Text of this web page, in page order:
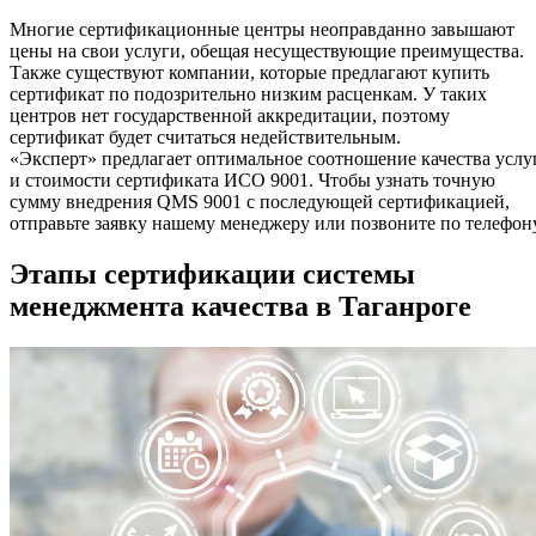
Многие сертификационные центры неоправданно завышают
цены на свои услуги, обещая несуществующие преимущества.
Также существуют компании, которые предлагают купить
сертификат по подозрительно низким расценкам. У таких
центров нет государственной аккредитации, поэтому
сертификат будет считаться недействительным.
«Эксперт» предлагает оптимальное соотношение качества
и стоимости сертификата ИСО 9001. Чтобы узнать точную
сумму внедрения QMS 9001 с последующей сертификацией,
отправьте заявку нашему менеджеру или позвоните по
Этапы сертификации системы
менеджмента качества в Таганроге